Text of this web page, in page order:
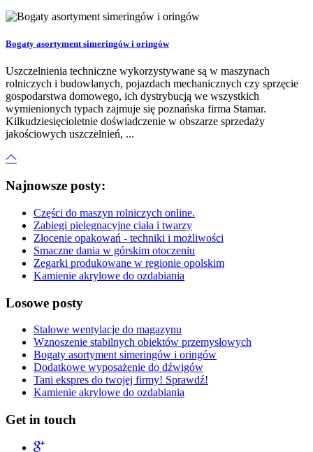
Bogaty asortyment simeringów i oringów
Uszczelnienia techniczne wykorzystywane są w maszynach
rolniczych i budowlanych, pojazdach mechanicznych czy sprzęcie
gospodarstwa domowego, ich dystrybucją we wszystkich
wymienionych typach zajmuje się poznańska firma Stamar.
Kilkudziesięcioletnie doświadczenie w obszarze sprzedaży
jakościowych uszczelnień, ...
Najnowsze posty:
Części do maszyn rolniczych online.
Zabiegi pielęgnacyjne ciała i twarzy
Złocenie opakowań - techniki i możliwości
Smaczne dania w górskim otoczeniu
Zegarki produkowane w regionie opolskim
Kamienie akrylowe do ozdabiania
Losowe posty
Stalowe wentylacje do magazynu
Wznoszenie stabilnych obiektów przemysłowych
Bogaty asortyment simeringów i oringów
Dodatkowe wyposażenie do dźwigów
Tani ekspres do twojej firmy! Sprawdź!
Kamienie akrylowe do ozdabiania
Get in touch